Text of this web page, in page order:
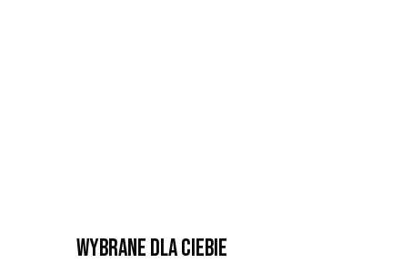
Wybrane dla Ciebie